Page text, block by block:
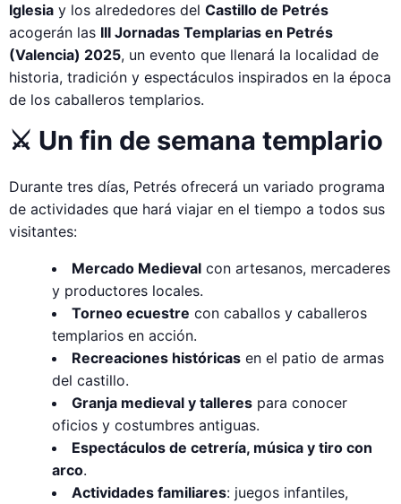
Iglesia y los alrededores del Castillo de Petrés
acogerán las III Jornadas Templarias en Petrés
(Valencia) 2025, un evento que llenará la localidad de
historia, tradición y espectáculos inspirados en la época
de los caballeros templarios.
⚔️ Un fin de semana templario
Durante tres días, Petrés ofrecerá un variado programa
de actividades que hará viajar en el tiempo a todos sus
visitantes:
Mercado Medieval con artesanos, mercaderes
y productores locales.
Torneo ecuestre con caballos y caballeros
templarios en acción.
Recreaciones históricas en el patio de armas
del castillo.
Granja medieval y talleres para conocer
oficios y costumbres antiguas.
Espectáculos de cetrería, música y tiro con
arco.
Actividades familiares: juegos infantiles,